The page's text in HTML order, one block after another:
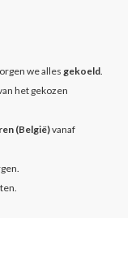
we alles gekoeld.
het gekozen
(België)vanaf